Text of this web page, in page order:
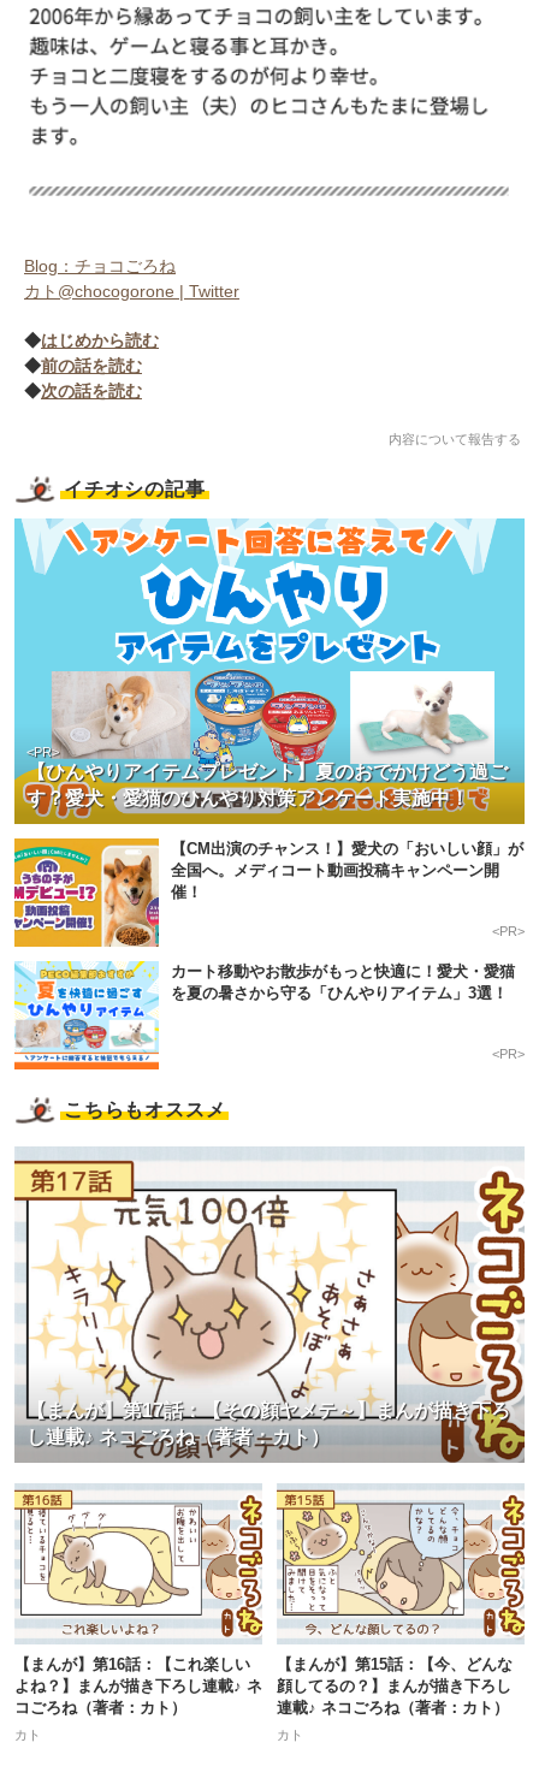
Blog：チョコごろね
カト@chocogorone | Twitter
◆はじめから読む
◆前の話を読む
◆次の話を読む
内容について報告する
イチオシの記事
【ひんやりアイテムプレゼント】夏のおでかけどう過ご
す？愛犬・愛猫のひんやり対策アンケート実施中！
<PR>
【CM出演のチャンス！】愛犬の「おいしい顔」が
全国へ。メディコート動画投稿キャンペーン開
催！
<PR>
カート移動やお散歩がもっと快適に！愛犬・愛猫
を夏の暑さから守る「ひんやりアイテム」3選！
<PR>
こちらもオススメ
【まんが】第17話：【その顔ヤメテ～】まんが描き下ろ
し連載♪ ネコごろね（著者：カト）
【まんが】第16話：【これ楽しい
よね？】まんが描き下ろし連載♪ ネ
コごろね（著者：カト）
カト
【まんが】第15話：【今、どんな
顔してるの？】まんが描き下ろし
連載♪ ネコごろね（著者：カト）
カト
アプリをダウンロードする